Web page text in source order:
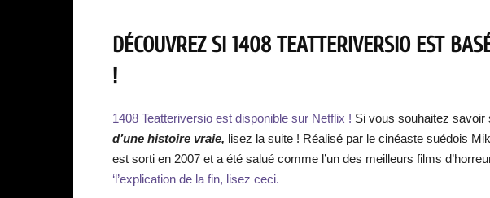
DÉCOUVREZ SI 1408 TEATTERIVERSIO EST
!
1408 Teatteriversio est disponible sur Netflix ! Si vous souhaitez savoir
d’une histoire vraie, lisez la suite ! Réalisé par le cinéaste suédois
est sorti en 2007 et a été salué comme l’un des meilleurs films
‘l’explication de la fin, lisez ceci.